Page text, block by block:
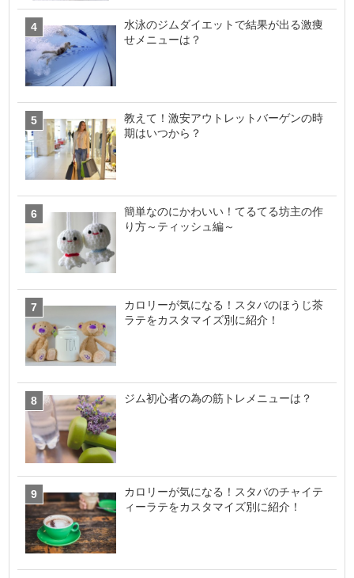
水泳のジムダイエットで結果が出る激痩
せメニューは？
教えて！激安アウトレットバーゲンの時
期はいつから？
簡単なのにかわいい！てるてる坊主の作
り方～ティッシュ編～
カロリーが気になる！スタバのほうじ茶
ラテをカスタマイズ別に紹介！
ジム初心者の為の筋トレメニューは？
カロリーが気になる！スタバのチャイテ
ィーラテをカスタマイズ別に紹介！